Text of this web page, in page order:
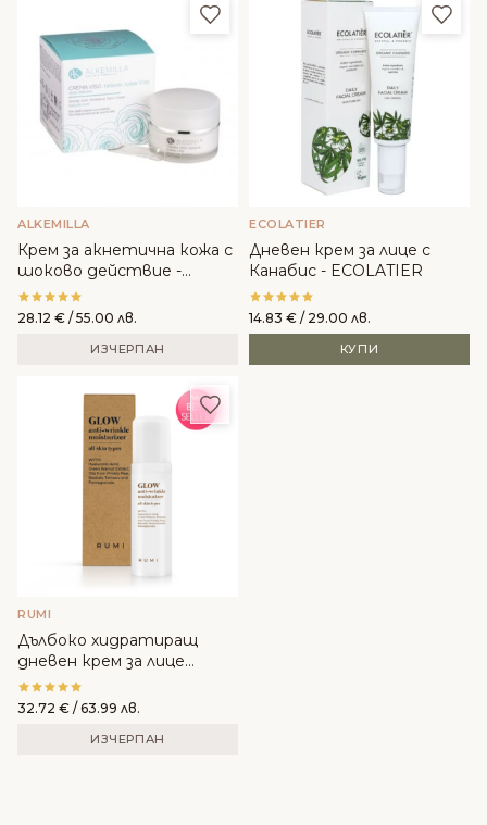
Добави в любими
ALKEMILLA
Крем за акнетична кожа с
шоково действие -
Alkemilla
28.12 € / 55.00 лв.
ИЗЧЕРПАН
ECOLATIER
Дневен крем за лице с
Канабис - ECOLATIER
14.83 € / 29.00 лв.
КУПИ
Добави в любими
RUMI
Дълбоко хидратиращ
дневен крем за лице
GLOW - RUMI
32.72 € / 63.99 лв.
ИЗЧЕРПАН